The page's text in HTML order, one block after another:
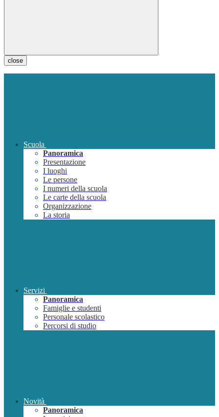
close
Scuola
Panoramica
Presentazione
I luoghi
Le persone
I numeri della scuola
Le carte della scuola
Organizzazione
La storia
Servizi
Panoramica
Famiglie e studenti
Personale scolastico
Percorsi di studio
Novità
Panoramica